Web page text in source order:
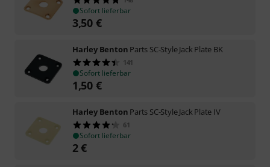
Sofort lieferbar
3,50 €
Harley Benton Parts SC-Style Jack Plate BK
141
Sofort lieferbar
1,50 €
Harley Benton Parts SC-Style Jack Plate IV
61
Sofort lieferbar
2€